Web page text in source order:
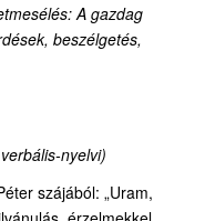
A gazdag
beszélgetés,
nyelvi)
szájából: „Uram,